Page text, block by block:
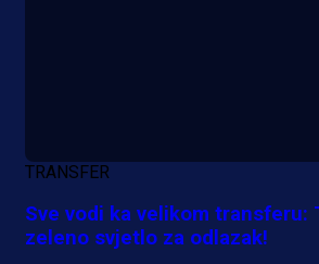
TRANSFER
Sve vodi ka velikom transferu:
zeleno svjetlo za odlazak!